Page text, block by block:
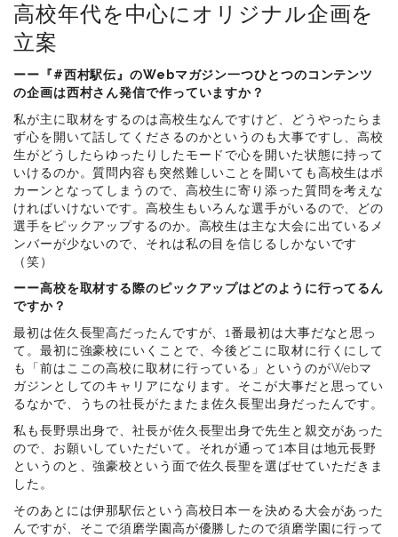
高校年代を中心にオリジナル企画を
立案
ーー『#西村駅伝』のWebマガジン一つひとつのコンテンツ
の企画は西村さん発信で作っていますか？
私が主に取材をするのは高校生なんですけど、どうやったらま
ず心を開いて話してくださるのかというのも大事ですし、高校
生がどうしたらゆったりしたモードで心を開いた状態に持って
いけるのか。質問内容も突然難しいことを聞いても高校生はポ
カーンとなってしまうので、高校生に寄り添った質問を考えな
ければいけないです。高校生もいろんな選手がいるので、どの
選手をピックアップするのか。高校生は主な大会に出ているメ
ンバーが少ないので、それは私の目を信じるしかないです
（笑）
ーー高校を取材する際のピックアップはどのように行ってるん
ですか？
最初は佐久長聖高だったんですが、1番最初は大事だなと思っ
て。最初に強豪校にいくことで、今後どこに取材に行くにして
も「前はここの高校に取材に行っている」というのがWebマ
ガジンとしてのキャリアになります。そこが大事だと思ってい
るなかで、うちの社長がたまたま佐久長聖出身だったんです。
私も長野県出身で、社長が佐久長聖出身で先生と親交があった
ので、お願いしていただいて。それが通って1本目は地元長野
というのと、強豪校という面で佐久長聖を選ばせていただきま
した。
そのあとには伊那駅伝という高校日本一を決める大会があった
んですが、そこで須磨学園高が優勝したので須磨学園に行って